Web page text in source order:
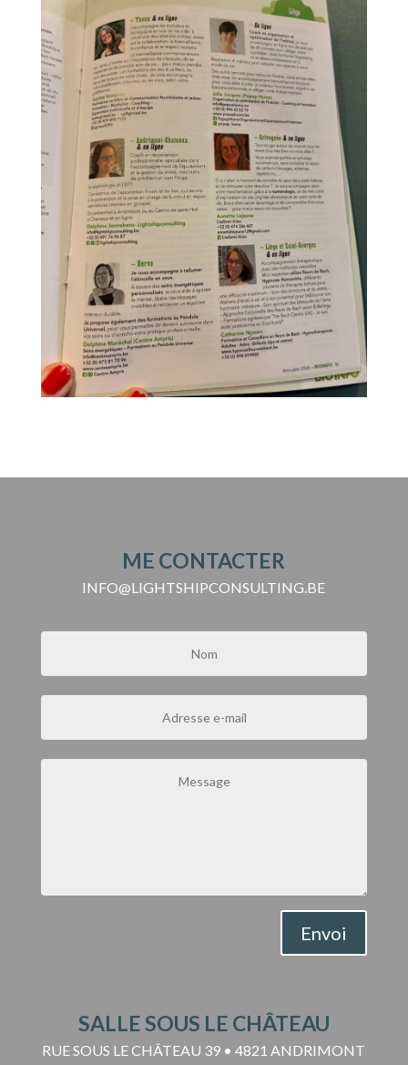
ME CONTACTER
INFO@LIGHTSHIPCONSULTING.BE
Envoi
SALLE SOUS LE CHÂTEAU
RUE SOUS LE CHÂTEAU 39 • 4821 ANDRIMONT